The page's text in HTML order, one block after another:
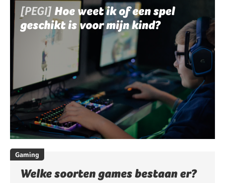
[PEGI] Hoe weet ik of een spel
geschikt is voor mijn kind?
Gaming
Welke soorten games bestaan er?